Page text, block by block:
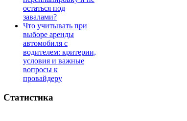
остаться под
завалами?
Что учитывать при
выборе аренды
автомобиля с
водителем: критерии,
условия и важные
вопросы к
провайдеру
Статистика